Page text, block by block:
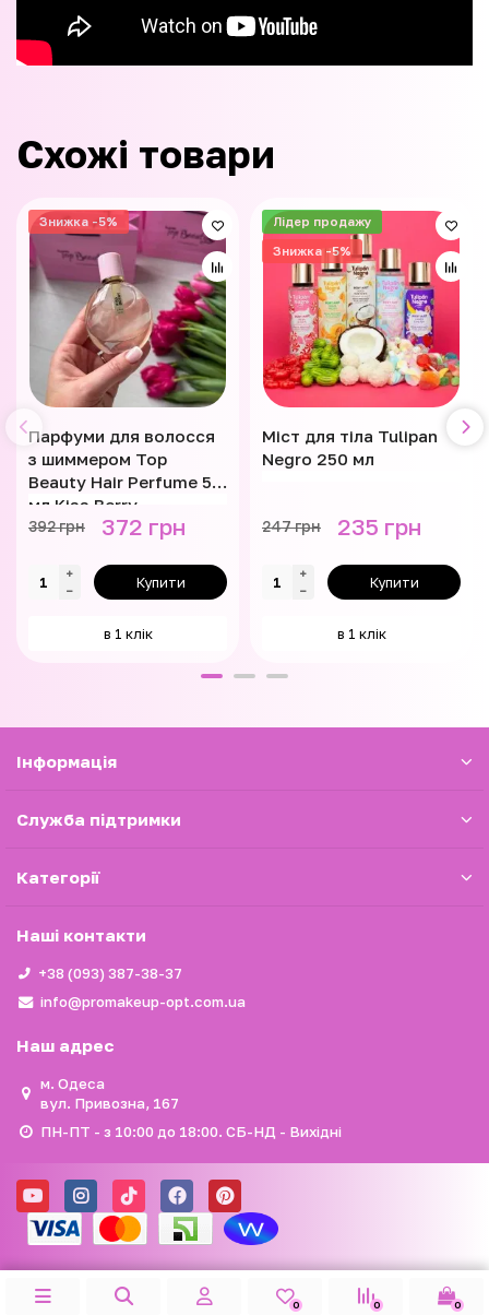
Схожі товари
Знижка -5%
Парфуми для волосся
з шиммером Top
Beauty Hair Perfume 50
мл Kiss Berry
392 грн 372 грн
Купити
в 1 клік
Лідер продажу
Знижка -5%
Міст для тіла Tulipan
Negro 250 мл
247 грн 235 грн
Купити
в 1 клік
Iнформація
Служба підтримки
Категорії
Наші контакти
+38 (093) 387-38-37
info@promakeup-opt.com.ua
Наш адрес
м. Одеса
вул. Привозна, 167
ПН-ПТ - з 10:00 до 18:00. СБ-НД - Вихідні
0 0 0